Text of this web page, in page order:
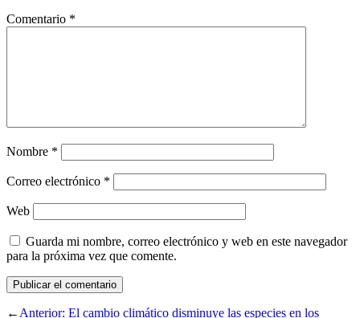
Comentario *
Nombre *
Correo electrónico *
Web
Guarda mi nombre, correo electrónico y web en este navegador
para la próxima vez que comente.
←Anterior: El cambio climático disminuye las especies en los